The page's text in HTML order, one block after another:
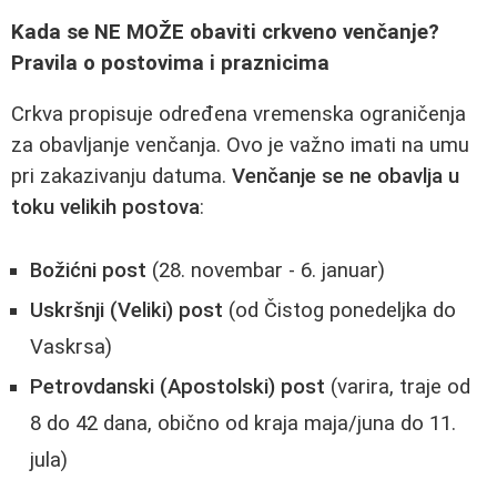
Kada se NE MOŽE obaviti crkveno venčanje?
Pravila o postovima i praznicima
Crkva propisuje određena vremenska ograničenja
za obavljanje venčanja. Ovo je važno imati na umu
pri zakazivanju datuma. Venčanje se ne obavlja u
toku velikih postova:
Božićni post (28. novembar - 6. januar)
Uskršnji (Veliki) post (od Čistog ponedeljka do
Vaskrsa)
Petrovdanski (Apostolski) post (varira, traje od
8 do 42 dana, obično od kraja maja/juna do 11.
jula)